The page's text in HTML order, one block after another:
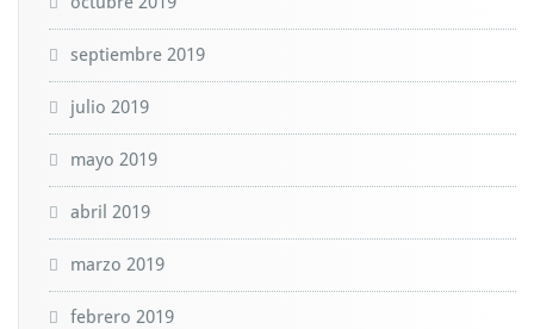
septiembre 2019
julio 2019
mayo 2019
abril 2019
marzo 2019
febrero 2019